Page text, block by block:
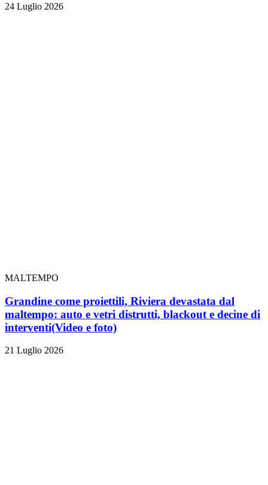
24 Luglio 2026
MALTEMPO
Grandine come proiettili, Riviera devastata dal
maltempo: auto e vetri distrutti, blackout e decine di
interventi(Video e foto)
21 Luglio 2026